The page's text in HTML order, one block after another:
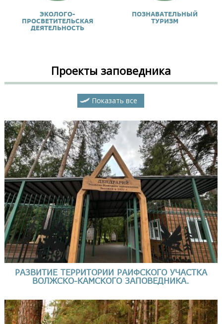
ЭКОЛОГО-
ПРОСВЕТИТЕЛЬСКАЯ
ДЕЯТЕЛЬНОСТЬ
ПОЗНАВАТЕЛЬНЫЙ
ТУРИЗМ
Проекты заповедника
Показать все
РАЗВИТИЕ ТЕРРИТОРИИ РАИФСКОГО УЧАСТКА
ВОЛЖСКО-КАМСКОГО ЗАПОВЕДНИКА.